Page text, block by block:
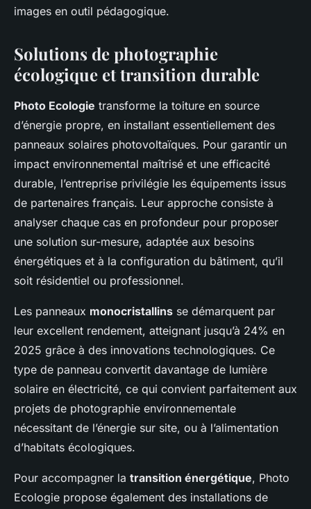
images en outil pédagogique.
Solutions de photographie
écologique et transition durable
Photo Ecologie transforme la toiture en source
d’énergie propre, en installant essentiellement des
panneaux solaires photovoltaïques. Pour garantir un
impact environnemental maîtrisé et une efficacité
durable, l’entreprise privilégie les équipements issus
de partenaires français. Leur approche consiste à
analyser chaque cas en profondeur pour proposer
une solution sur-mesure, adaptée aux besoins
énergétiques et à la configuration du bâtiment, qu’il
soit résidentiel ou professionnel.
Les panneaux monocristallins se démarquent par
leur excellent rendement, atteignant jusqu’à 24% en
2025 grâce à des innovations technologiques. Ce
type de panneau convertit davantage de lumière
solaire en électricité, ce qui convient parfaitement aux
projets de photographie environnementale
nécessitant de l’énergie sur site, ou à l’alimentation
d’habitats écologiques.
Pour accompagner la transition énergétique, Photo
Ecologie propose également des installations de